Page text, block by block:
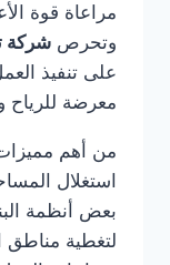
مراعاة قوة
وتحرص شركة
على تنفيذ
معرضة للرياح
من أهم
استغلال
بعض أنظمة
لتغطية مناطق